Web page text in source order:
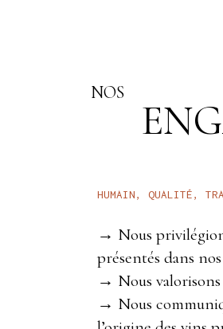
NOS
HUMAIN, QUAL ITÉ, TRA
→ Nous
présentés dans
→ Nous valorisons
→ Nous